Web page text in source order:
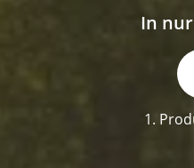
In
1.